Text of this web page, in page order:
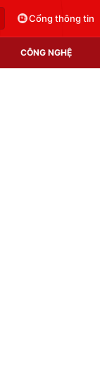
Cổng thông tin
CÔNG NGHỆ